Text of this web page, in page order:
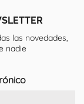
las novedades,
nadie